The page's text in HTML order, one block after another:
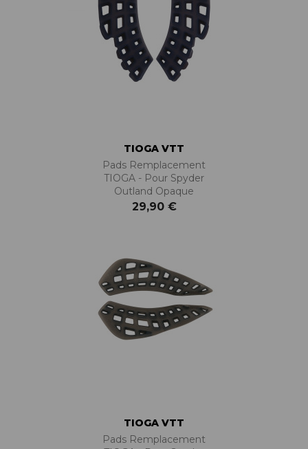
TIOGA VTT
Pads Remplacement
TIOGA - Pour Spyder
Outland Opaque
29,90 €
TIOGA VTT
Pads Remplacement